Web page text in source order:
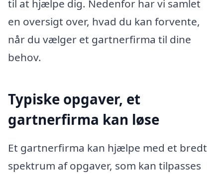
til at hjælpe dig. Nedenfor har vi samlet
en oversigt over, hvad du kan forvente,
når du vælger et gartnerfirma til dine
behov.
Typiske opgaver, et
gartnerfirma kan løse
Et gartnerfirma kan hjælpe med et bredt
spektrum af opgaver, som kan tilpasses